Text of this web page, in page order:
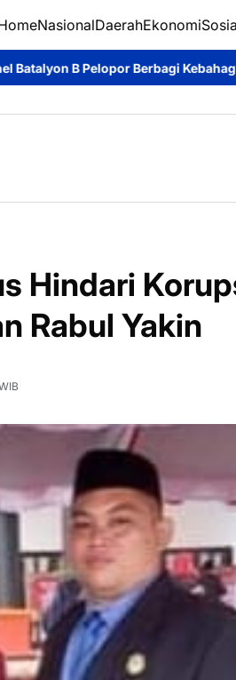
NasionalDaerahEkonomi
Berbagi Kebahagiaan Bersama
Hindari
Rabul Yakin